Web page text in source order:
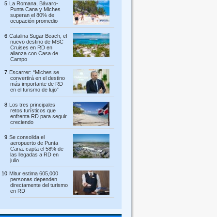
La Romana, Bávaro-
Punta Cana y Miches
superan el 80% de
ocupación promedio
Catalina Sugar Beach, el
nuevo destino de MSC
Cruises en RD en
alianza con Casa de
Campo
Escarrer: “Miches se
convertirá en el destino
más importante de RD
en el turismo de lujo”
Los tres principales
retos turísticos que
enfrenta RD para seguir
creciendo
Se consolida el
aeropuerto de Punta
Cana: capta el 58% de
las llegadas a RD en
julio
Mitur estima 605,000
personas dependen
directamente del turismo
en RD